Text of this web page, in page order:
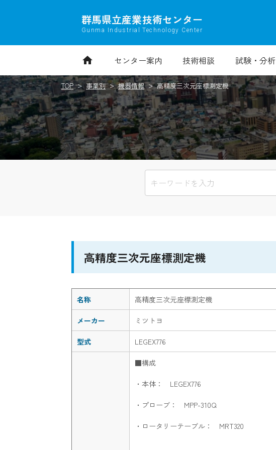
群馬県立産業技術センター
Gunma Industrial Technology Center
home センター案内 技術相談 試験・分析
TOP 事業別 機器情報 高精度三次元座標測定機
高精度三次元座標測定機
名称 高精度三次元座標測定機
メーカー ミツトヨ
型式 LEGEX776
■構成
・本体： LEGEX776
・プローブ： MPP-310Q
・ロータリーテーブル： MRT320